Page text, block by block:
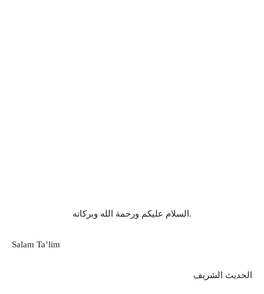
السلام عليكم ورحمة الله وبركاته.
Salam Ta’lim
الحديث الشريف